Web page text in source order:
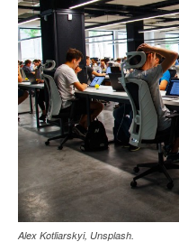
Alex Kotliarskyi, Unsplash.